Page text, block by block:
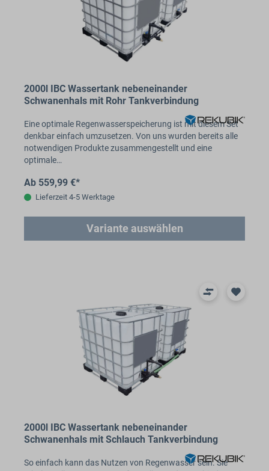
2000l IBC Wassertank nebeneinander
Schwanenhals mit Rohr Tankverbindung
Eine optimale Regenwasserspeicherung ist mit diesem Set
denkbar einfach umzusetzen. Von uns wurden bereits alle
notwendigen Produkte zusammengestellt und eine
optimale…
Ab 559,99 €*
Lieferzeit 4-5 Werktage
Variante auswählen
2000l IBC Wassertank nebeneinander
Schwanenhals mit Schlauch Tankverbindung
So einfach kann das Nutzen von Regenwasser sein. Sie